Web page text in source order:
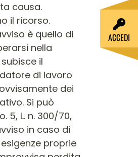
causa.
il ricorso.
è quello di
nella
il
di lavoro
dei
Si può
5, L. n. 300/70,
in caso di
proprie
ACCEDI